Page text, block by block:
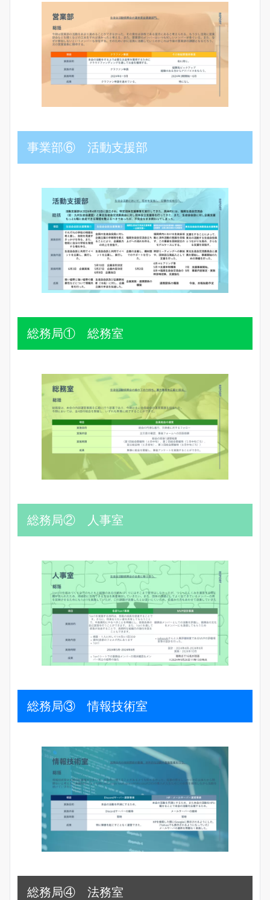
事業部⑥ 活動支援部
総務局① 総務室
総務局② 人事室
総務局③ 情報技術室
総務局④ 法務室